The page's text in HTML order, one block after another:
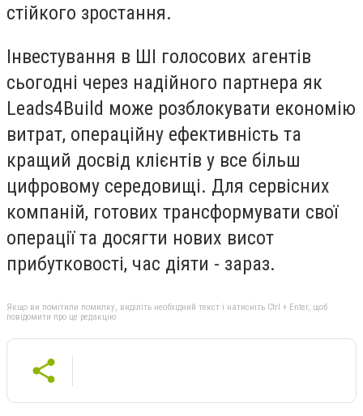
стійкого зростання.
Інвестування в ШІ голосових агентів
сьогодні через надійного партнера як
Leads4Build може розблокувати економію
витрат, операційну ефективність та
кращий досвід клієнтів у все більш
цифровому середовищі. Для сервісних
компаній, готових трансформувати свої
операції та досягти нових висот
прибутковості, час діяти - зараз.
Якщо ви помітили помилку, виділіть необхідний текст і натисніть Ctrl + Enter, щоб
повідомити про це редакцію